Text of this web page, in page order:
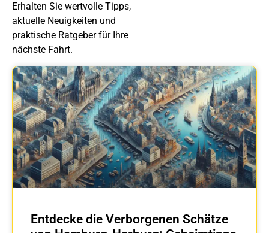
Erhalten Sie wertvolle Tipps,
aktuelle Neuigkeiten und
praktische Ratgeber für Ihre
nächste Fahrt.
Entdecke die Verborgenen Schätze